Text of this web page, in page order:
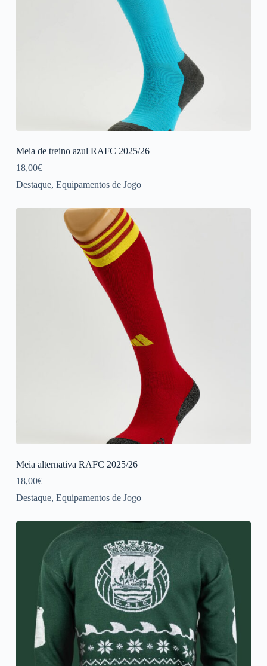
Meia de treino azul RAFC 2025/26
18,00€
Destaque, Equipamentos de Jogo
Meia alternativa RAFC 2025/26
18,00€
Destaque, Equipamentos de Jogo